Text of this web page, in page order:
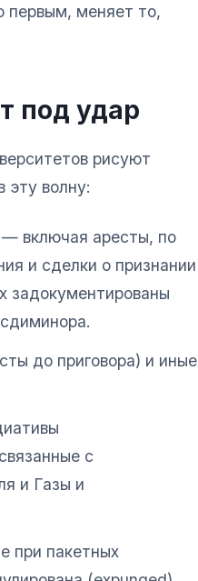
первым, меняет то,
под удар
рисуют
эту волну:
— включая аресты, по
и сделки о признании
задокументированы
до приговора) и иные
с
и Газы и
при пакетных